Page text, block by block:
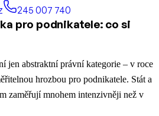
245 007 740
pro podnikatele: co si
jen abstraktní právní kategorie – v roce
hrozbou pro podnikatele. Stát a
zaměřují mnohem intenzivněji než v